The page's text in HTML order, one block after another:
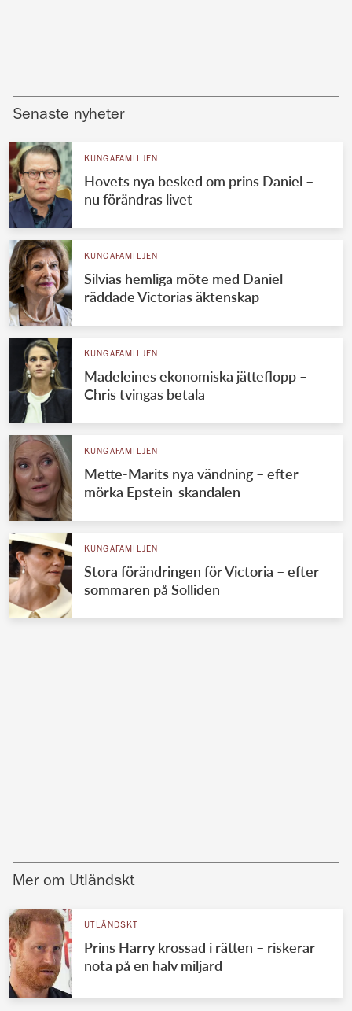
Senaste nyheter
KUNGAFAMILJEN
Hovets nya besked om prins Daniel –
nu förändras livet
KUNGAFAMILJEN
Silvias hemliga möte med Daniel
räddade Victorias äktenskap
KUNGAFAMILJEN
Madeleines ekonomiska jätteflopp –
Chris tvingas betala
KUNGAFAMILJEN
Mette-Marits nya vändning – efter
mörka Epstein-skandalen
KUNGAFAMILJEN
Stora förändringen för Victoria – efter
sommaren på Solliden
Mer om Utländskt
UTLÄNDSKT
Prins Harry krossad i rätten – riskerar
nota på en halv miljard